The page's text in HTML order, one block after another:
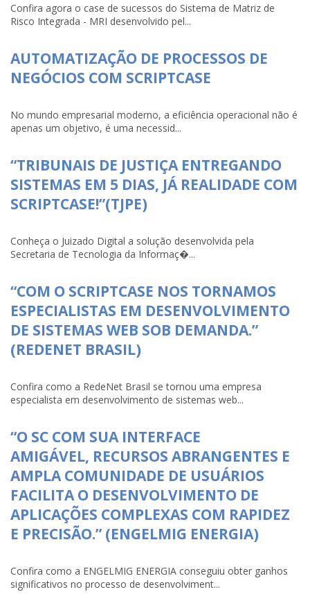
Confira agora o case de sucessos do Sistema de Matriz de
Risco Integrada - MRI desenvolvido pel...
AUTOMATIZAÇÃO DE PROCESSOS DE
NEGÓCIOS COM SCRIPTCASE
No mundo empresarial moderno, a eficiência operacional não é
apenas um objetivo, é uma necessid...
“TRIBUNAIS DE JUSTIÇA ENTREGANDO
SISTEMAS EM 5 DIAS, JÁ REALIDADE COM
SCRIPTCASE!”(TJPE)
Conheça o Juizado Digital a solução desenvolvida pela
Secretaria de Tecnologia da Informaç�...
“COM O SCRIPTCASE NOS TORNAMOS
ESPECIALISTAS EM DESENVOLVIMENTO
DE SISTEMAS WEB SOB DEMANDA.”
(REDENET BRASIL)
Confira como a RedeNet Brasil se tornou uma empresa
especialista em desenvolvimento de sistemas web...
“O SC COM SUA INTERFACE
AMIGÁVEL, RECURSOS ABRANGENTES E
AMPLA COMUNIDADE DE USUÁRIOS
FACILITA O DESENVOLVIMENTO DE
APLICAÇÕES COMPLEXAS COM RAPIDEZ
E PRECISÃO.” (ENGELMIG ENERGIA)
Confira como a ENGELMIG ENERGIA conseguiu obter ganhos
significativos no processo de desenvolviment...